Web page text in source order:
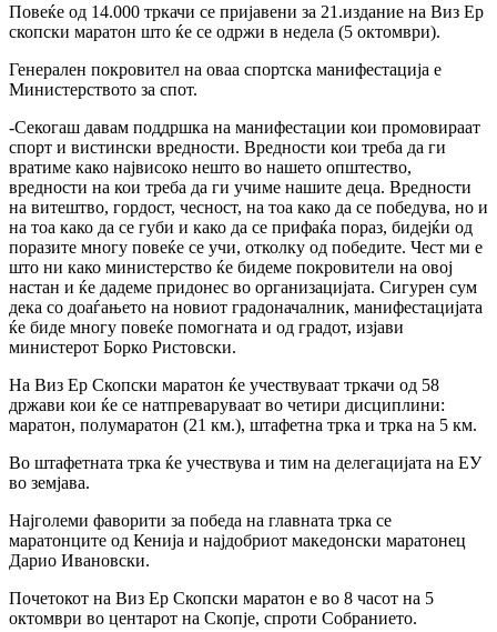
Повеќе од 14.000 тркачи се пријавени за 21.издание на Виз Ер
скопски маратон што ќе се одржи в недела (5 октомври).
Генерален покровител на оваа спортска манифестација е
Министерството за спот.
-Секогаш давам поддршка на манифестации кои промовираат
спорт и вистински вредности. Вредности кои треба да ги
вратиме како највисоко нешто во нашето општество,
вредности на кои треба да ги учиме нашите деца. Вредности
на витештво, гордост, чесност, на тоа како да се победува, но и
на тоа како да се губи и како да се прифаќа пораз, бидејќи од
поразите многу повеќе се учи, отколку од победите. Чест ми е
што ни како министерство ќе бидеме покровители на овој
настан и ќе дадеме придонес во организацијата. Сигурен сум
дека со доаѓањето на новиот градоначалник, манифестацијата
ќе биде многу повеќе помогната и од градот, изјави
министерот Борко Ристовски.
На Виз Ер Скопски маратон ќе учествуваат тркачи од 58
држави кои ќе се натпреваруваат во четири дисциплини:
маратон, полумаратон (21 км.), штафетна трка и трка на 5 км.
Во штафетната трка ќе учествува и тим на делегацијата на ЕУ
во земјава.
Најголеми фаворити за победа на главната трка се
маратонците од Кенија и најдобриот македонски маратонец
Дарио Ивановски.
Почетокот на Виз Ер Скопски маратон е во 8 часот на 5
октомври во центарот на Скопје, спроти Собранието.